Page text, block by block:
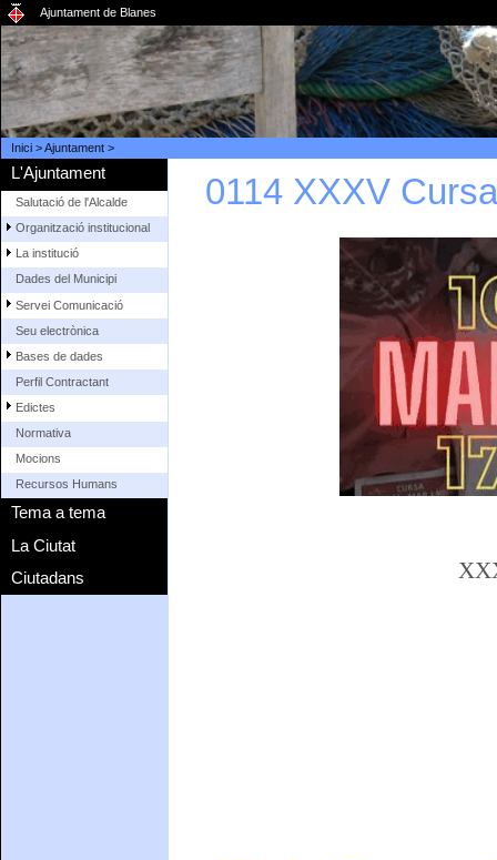
Ajuntament de Blanes
Inici>Ajuntament>
L'Ajuntament
Salutació de l'Alcalde
Organització institucional
La institució
Dades del Municipi
Servei Comunicació
Seu electrònica
Bases de dades
Perfil Contractant
Edictes
Normativa
Mocions
Recursos Humans
Tema a tema
La Ciutat
Ciutadans
0114 XXXV